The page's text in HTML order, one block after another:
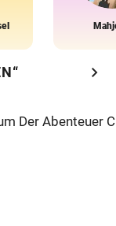
chevron_right